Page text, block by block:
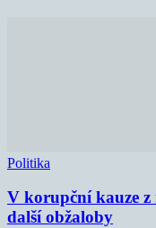
Politika
V korupční kauze
další obžaloby